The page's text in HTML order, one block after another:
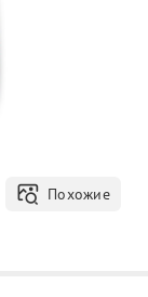
Похожие